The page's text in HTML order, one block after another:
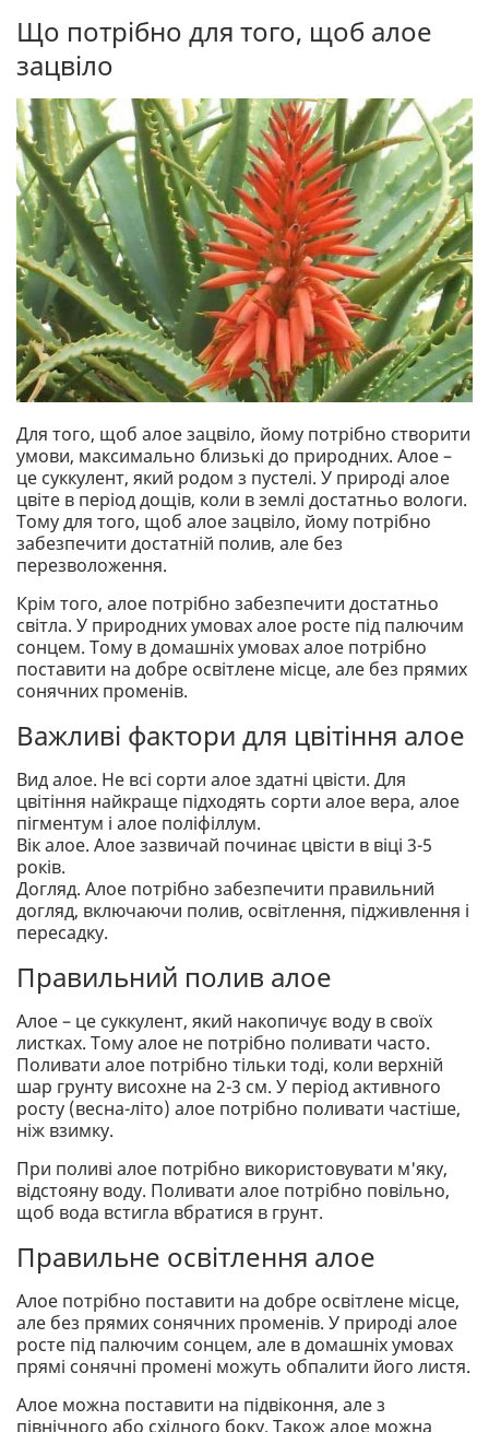
Що потрібно для того, щоб алое
зацвіло
Для того, щоб алое зацвіло, йому потрібно створити
умови, максимально близькі до природних. Алое –
це суккулент, який родом з пустелі. У природі алое
цвіте в період дощів, коли в землі достатньо вологи.
Тому для того, щоб алое зацвіло, йому потрібно
забезпечити достатній полив, але без
перезволоження.
Крім того, алое потрібно забезпечити достатньо
світла. У природних умовах алое росте під палючим
сонцем. Тому в домашніх умовах алое потрібно
поставити на добре освітлене місце, але без прямих
сонячних променів.
Важливі фактори для цвітіння алое
Вид алое. Не всі сорти алое здатні цвісти. Для
цвітіння найкраще підходять сорти алое вера, алое
пігментум і алое поліфіллум.
Вік алое. Алое зазвичай починає цвісти в віці 3-5
років.
Догляд. Алое потрібно забезпечити правильний
догляд, включаючи полив, освітлення, підживлення і
пересадку.
Правильний полив алое
Алое – це суккулент, який накопичує воду в своїх
листках. Тому алое не потрібно поливати часто.
Поливати алое потрібно тільки тоді, коли верхній
шар грунту висохне на 2-3 см. У період активного
росту (весна-літо) алое потрібно поливати частіше,
ніж взимку.
При поливі алое потрібно використовувати м'яку,
відстояну воду. Поливати алое потрібно повільно,
щоб вода встигла вбратися в грунт.
Правильне освітлення алое
Алое потрібно поставити на добре освітлене місце,
але без прямих сонячних променів. У природі алое
росте під палючим сонцем, але в домашніх умовах
прямі сонячні промені можуть обпалити його листя.
Алое можна поставити на підвіконня, але з
північного або східного боку. Також алое можна